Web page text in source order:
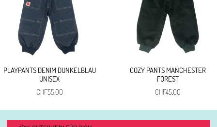
PLAYPANTS DENIM DUNKELBLAU
UNISEX
CHF55,00
COZY PANTS MANCHESTER
FOREST
CHF45,00